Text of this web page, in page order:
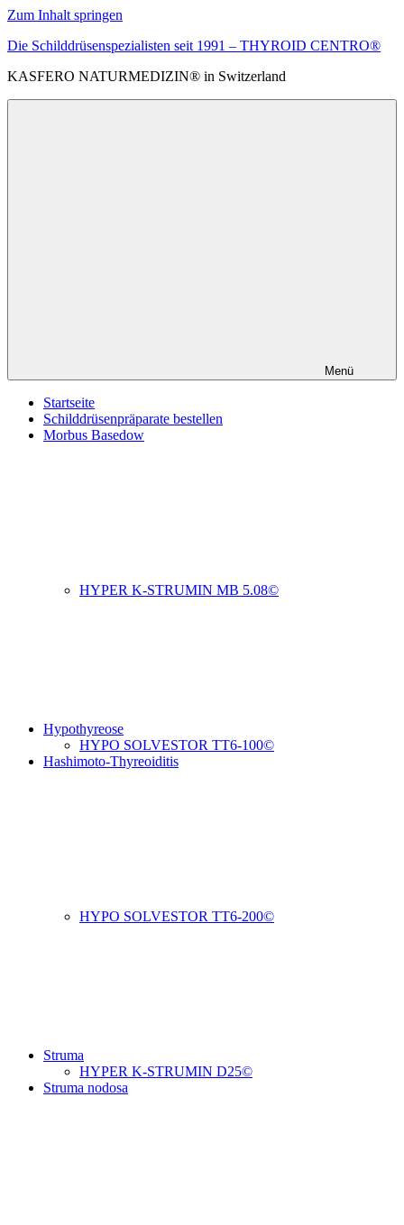
Zum Inhalt springen
Die Schilddrüsenspezialisten seit 1991 – THYROID CENTRO®
KASFERO NATURMEDIZIN® in Switzerland
Menü
Startseite
Schilddrüsenpräparate bestellen
Morbus Basedow
HYPER K-STRUMIN MB 5.08©
Hypothyreose
HYPO SOLVESTOR TT6-100©
Hashimoto-Thyreoiditis
HYPO SOLVESTOR TT6-200©
Struma
HYPER K-STRUMIN D25©
Struma nodosa